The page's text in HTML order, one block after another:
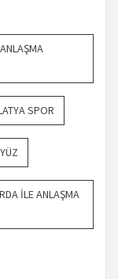
SPOR
ILE ANLAŞMA